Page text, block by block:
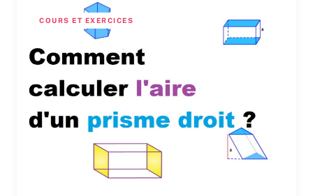
COURS ET EXERCICES